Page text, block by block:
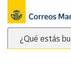
¿Qué estás
Menú
Nuestro
catálogo